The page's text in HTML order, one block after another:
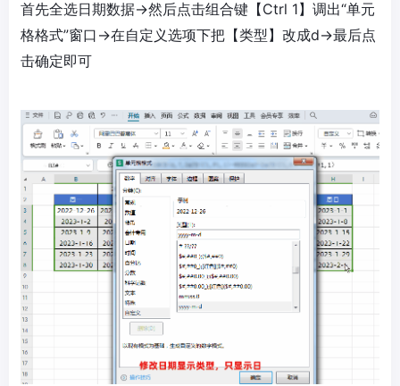
首先全选日期数据→然后点击组合键【Ctrl 1】调出“单元
格格式”窗口→在自定义选项下把【类型】改成d→最后点
击确定即可